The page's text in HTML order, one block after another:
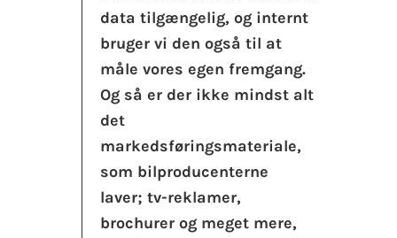
data tilgængelig, og internt
bruger vi den også til at
måle vores egen fremgang.
Og så er der ikke mindst alt
det
markedsføringsmateriale,
som bilproducenterne
laver; tv-reklamer,
brochurer og meget mere,